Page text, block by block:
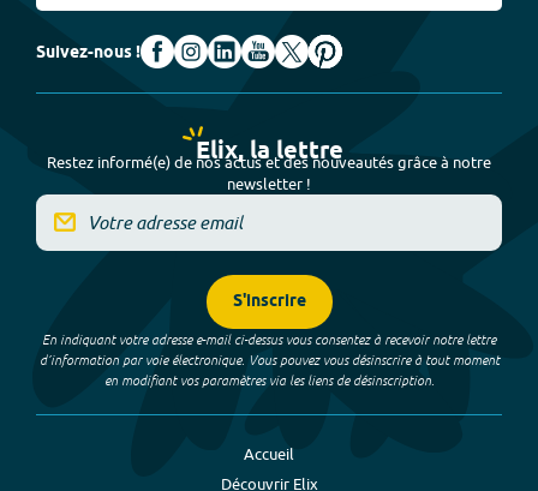
Suivez-nous !
Elix, la lettre
Restez informé(e) de nos actus et des nouveautés grâce à notre
newsletter !
S'inscrire
En indiquant votre adresse e-mail ci-dessus vous consentez à recevoir notre lettre
d’information par voie électronique. Vous pouvez vous désinscrire à tout moment
en modifiant vos paramètres via les liens de désinscription.
Accueil
Découvrir Elix